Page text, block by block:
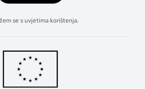
se s uvjetima korištenja.